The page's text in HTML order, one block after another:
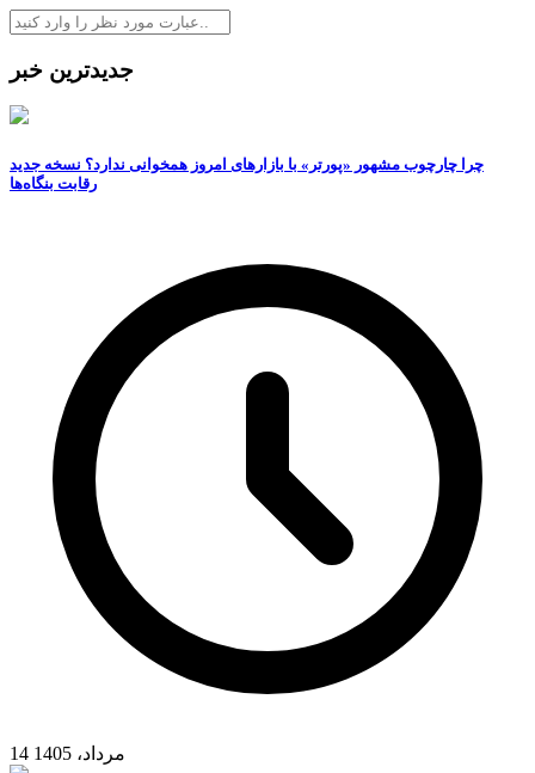
جدیدترین خبر
چرا چارچوب مشهور «پورتر» با بازارهای امروز همخوانی ندارد؟ نسخه جدید
رقابت‌ بنگاه‌ها
14 مرداد، 1405